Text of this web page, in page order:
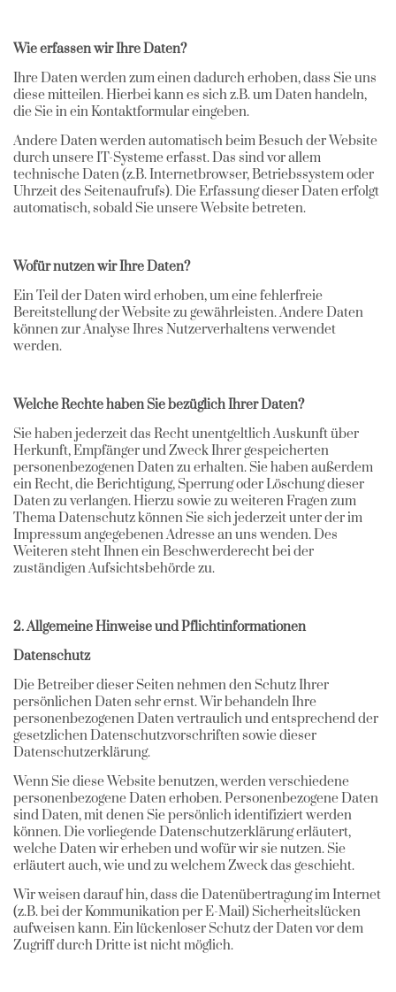
Wie erfassen wir Ihre Daten?
Ihre Daten werden zum einen dadurch erhoben, dass Sie uns
diese mitteilen. Hierbei kann es sich z.B. um Daten handeln,
die Sie in ein Kontaktformular eingeben.
Andere Daten werden automatisch beim Besuch der Website
durch unsere IT-Systeme erfasst. Das sind vor allem
technische Daten (z.B. Internetbrowser, Betriebssystem oder
Uhrzeit des Seitenaufrufs). Die Erfassung dieser Daten erfolgt
automatisch, sobald Sie unsere Website betreten.
Wofür nutzen wir Ihre Daten?
Ein Teil der Daten wird erhoben, um eine fehlerfreie
Bereitstellung der Website zu gewährleisten. Andere Daten
können zur Analyse Ihres Nutzerverhaltens verwendet
werden.
Welche Rechte haben Sie bezüglich Ihrer Daten?
Sie haben jederzeit das Recht unentgeltlich Auskunft über
Herkunft, Empfänger und Zweck Ihrer gespeicherten
personenbezogenen Daten zu erhalten. Sie haben außerdem
ein Recht, die Berichtigung, Sperrung oder Löschung dieser
Daten zu verlangen. Hierzu sowie zu weiteren Fragen zum
Thema Datenschutz können Sie sich jederzeit unter der im
Impressum angegebenen Adresse an uns wenden. Des
Weiteren steht Ihnen ein Beschwerderecht bei der
zuständigen Aufsichtsbehörde zu.
2. Allgemeine Hinweise und Pflichtinformationen
Datenschutz
Die Betreiber dieser Seiten nehmen den Schutz Ihrer
persönlichen Daten sehr ernst. Wir behandeln Ihre
personenbezogenen Daten vertraulich und entsprechend der
gesetzlichen Datenschutzvorschriften sowie dieser
Datenschutzerklärung.
Wenn Sie diese Website benutzen, werden verschiedene
personenbezogene Daten erhoben. Personenbezogene Daten
sind Daten, mit denen Sie persönlich identifiziert werden
können. Die vorliegende Datenschutzerklärung erläutert,
welche Daten wir erheben und wofür wir sie nutzen. Sie
erläutert auch, wie und zu welchem Zweck das geschieht.
Wir weisen darauf hin, dass die Datenübertragung im Internet
(z.B. bei der Kommunikation per E-Mail) Sicherheitslücken
aufweisen kann. Ein lückenloser Schutz der Daten vor dem
Zugriff durch Dritte ist nicht möglich.